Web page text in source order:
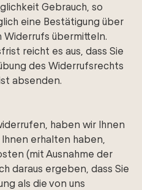
Gebrauch, so
eine Bestätigung über
Widerrufs übermitteln.
reicht es aus, dass Sie
des Widerrufsrechts
absenden.
haben wir Ihnen
erhalten haben,
(mit Ausnahme der
daraus ergeben, dass Sie
als die von uns